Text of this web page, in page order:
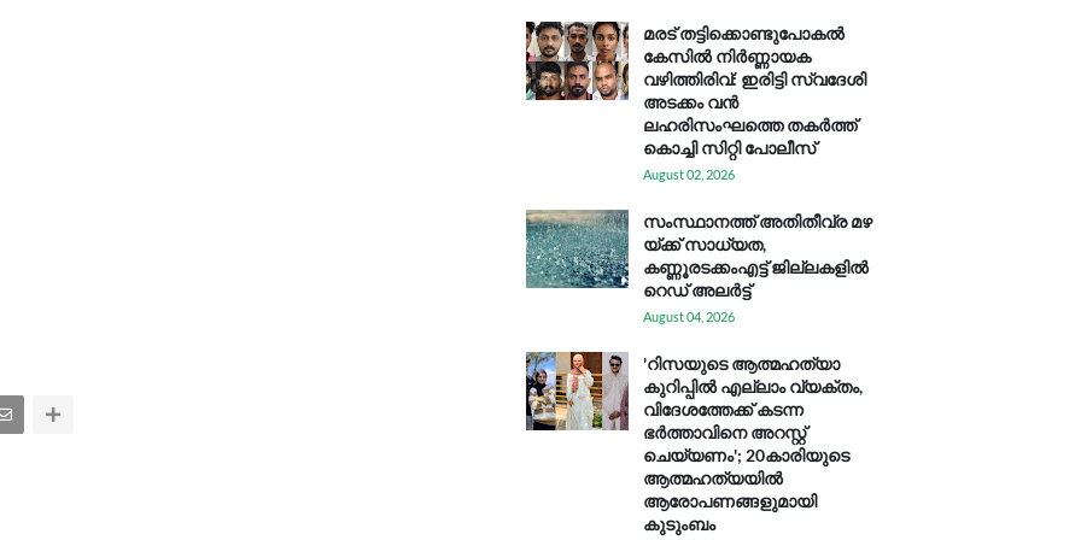
മരട് തട്ടിക്കൊണ്ടുപോകൽ
കേസിൽ നിർണ്ണായക
വഴിത്തിരിവ്: ഇരിട്ടി സ്വദേശി
അടക്കം വൻ
ലഹരിസംഘത്തെ തകർത്ത്
കൊച്ചി സിറ്റി പോലീസ്
August 02, 2026
സം​സ്ഥാ​ന​ത്ത് അ​തി​തീ​വ്ര മ​ഴ​
യ്ക്ക് സാ​ധ്യ​ത,
കണ്ണൂരടക്കംഎ​ട്ട് ജി​ല്ല​ക​ളി​ൽ
റെ​ഡ് അ​ലർ​ട്ട്
August 04, 2026
'റിസയുടെ ആത്മഹത്യാ
കുറിപ്പിൽ എല്ലാം വ്യക്തം,
വിദേശത്തേക്ക് കടന്ന
ഭർത്താവിനെ അറസ്റ്റ്
ചെയ്യണം'; 20കാരിയുടെ
ആത്മഹത്യയിൽ
ആരോപണങ്ങളുമായി
കുടുംബം